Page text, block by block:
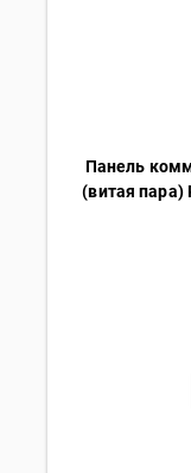
Панель
(витая пара)